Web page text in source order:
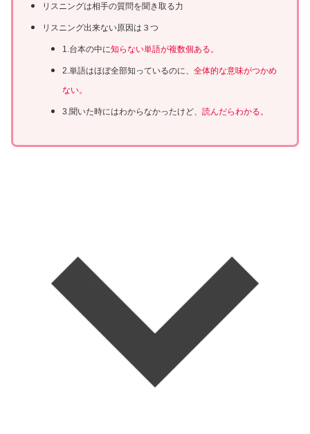
リスニングは相手の質問を聞き取る力
リスニング出来ない原因は３つ
1.台本の中に知らない単語が複数個ある。
2.単語はほぼ全部知っているのに、全体的な意味がつかめ
ない。
3.聞いた時にはわからなかったけど、読んだらわかる。